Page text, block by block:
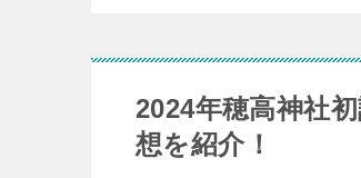
2024年穂高神社
想を紹介！